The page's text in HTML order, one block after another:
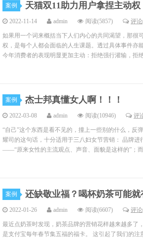
案例 天猫双11助力用户拿捏主动
2022-11-14 admin 阅读(5857) 评
如果用一个词来概括当下人们内心的共同渴望，那很
权，是每个人都会面临的人生课题。透过具体事件
今年消费者的表现明显更加主动：拒绝强行灌输，拒
案例 杰士邦真懂女人啊！！！
2022-03-08 admin 阅读(10946) 评
“自己”这个东西是看不见的，撞上一些别的什么，反
耀司的这句话，十分适用于三八妇女节营销： 品牌
——“原来女性的主流观点、声音、面貌是这样的”；
案例 还缺敬业福？喝杯奶茶可能
2022-01-26 admin 阅读(6607) 评
最近点奶茶时发现，奶茶品牌的营销花样越来越多
是支付宝每年春节集五福的福卡。 这引起了我们的